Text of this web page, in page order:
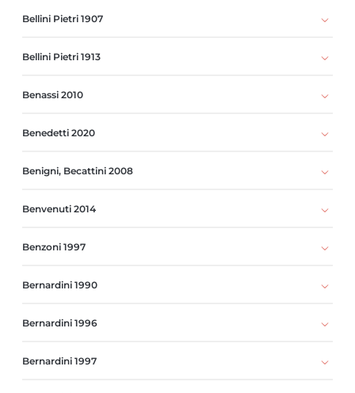
Bellini Pietri 1907
Bellini Pietri 1913
Benassi 2010
Benedetti 2020
Benigni, Becattini 2008
Benvenuti 2014
Benzoni 1997
Bernardini 1990
Bernardini 1996
Bernardini 1997